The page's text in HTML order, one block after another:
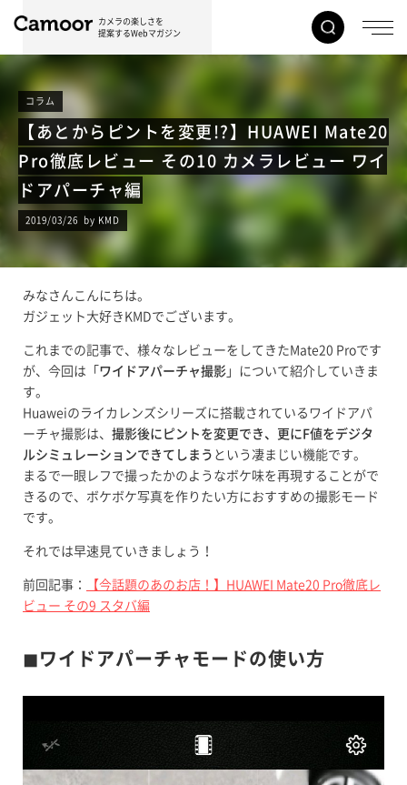
カメラの楽しさを
提案するWebマガジン
コラム
【あとからピントを変更!?】HUAWEI Mate20
Pro徹底レビュー その10 カメラレビュー ワイ
ドアパーチャ編
2019/03/26 by KMD
みなさんこんにちは。
ガジェット大好きKMDでございます。
これまでの記事で、様々なレビューをしてきたMate20 Proです
が、今回は「 ワイドアパーチャ撮影 」について紹介していきま
す。
Huaweiのライカレンズシリーズに搭載されているワイドアパ
ーチャ撮影は、 撮影後にピントを変更でき、更にF値をデジタ
ルシミュレーションできてしまう という凄まじい機能です。
まるで一眼レフで撮ったかのようなボケ味を再現することがで
きるので、ボケボケ写真を作りたい方におすすめの撮影モード
です。
それでは早速見ていきましょう！
前回記事：
【今話題のあのお店！】HUAWEI Mate20 Pro徹底レ
ビュー その9 スタバ編
◼︎ワイドアパーチャモードの使い方